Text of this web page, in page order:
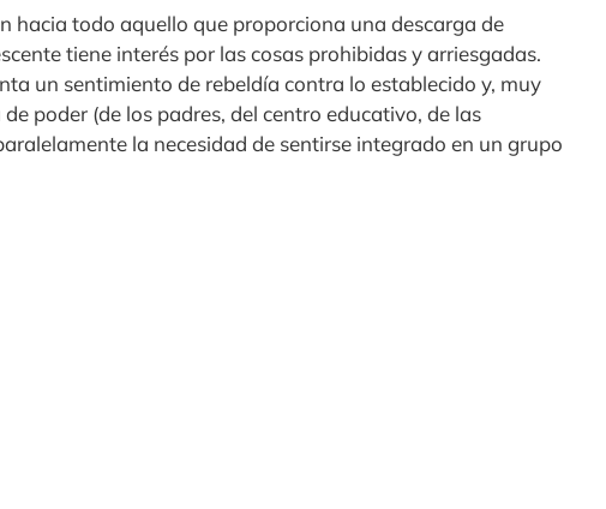
hacia todo aquello que proporciona una descarga de
tiene interés por las cosas prohibidas y arriesgadas.
un sentimiento de rebeldía contra lo establecido y, muy
poder (de los padres, del centro educativo, de las
la necesidad de sentirse integrado en un grupo